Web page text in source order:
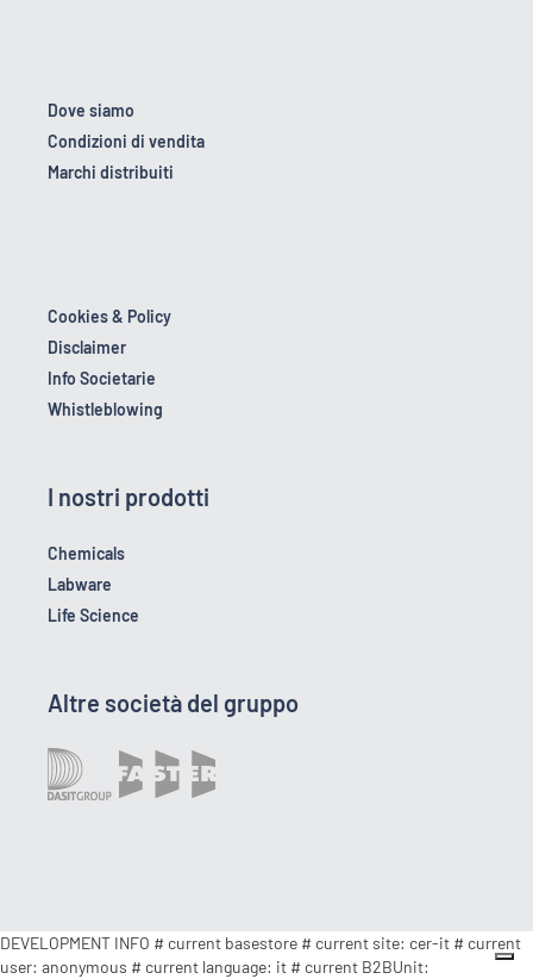
Dove siamo
Condizioni di vendita
Marchi distribuiti
Cookies & Policy
Disclaimer
Info Societarie
Whistleblowing
I nostri prodotti
Chemicals
Labware
Life Science
Altre società del gruppo
DEVELOPMENT INFO # current basestore # current site: cer-it # current
user: anonymous # current language: it # current B2BUnit: